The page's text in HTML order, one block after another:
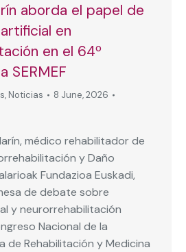
aborda el papel de
en
en el 64º
SERMEF
, Noticias
8 June, 2026
médico rehabilitador de
y Daño
Fundazioa Euskadi,
de debate sobre
y neurorrehabilitación
Nacional de la
de Rehabilitación y Medicina